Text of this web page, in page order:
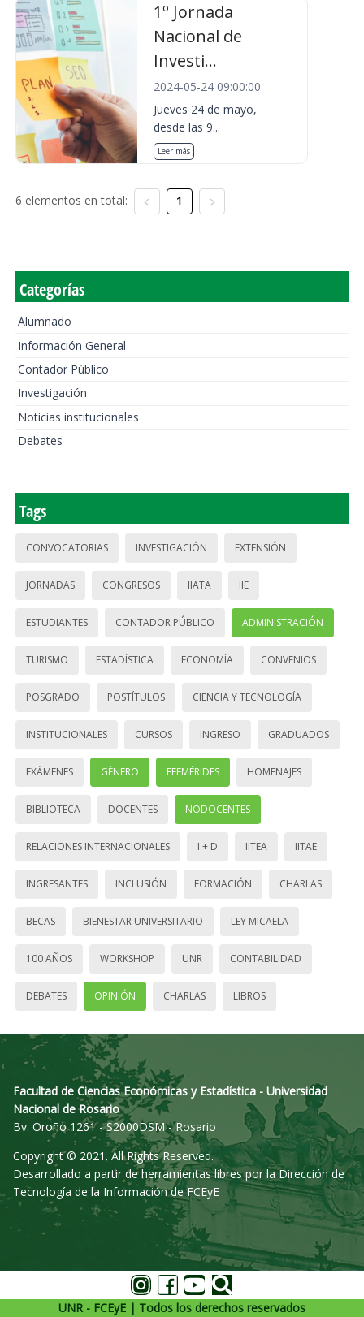
1º Jornada
Nacional de
Investi...
2024-05-24 09:00:00
Jueves 24 de mayo,
desde las 9...
Leer más
6 elementos en total: 1
Categorías
Alumnado
Información General
Contador Público
Investigación
Noticias institucionales
Debates
Tags
CONVOCATORIAS INVESTIGACIÓN EXTENSIÓN
JORNADAS CONGRESOS IIATA IIE
ESTUDIANTES CONTADOR PÚBLICO ADMINISTRACIÓN
TURISMO ESTADÍSTICA ECONOMÍA CONVENIOS
POSGRADO POSTÍTULOS CIENCIA Y TECNOLOGÍA
INSTITUCIONALES CURSOS INGRESO GRADUADOS
EXÁMENES GÉNERO EFEMÉRIDES HOMENAJES
BIBLIOTECA DOCENTES NODOCENTES
RELACIONES INTERNACIONALES I + D IITEA IITAE
INGRESANTES INCLUSIÓN FORMACIÓN CHARLAS
BECAS BIENESTAR UNIVERSITARIO LEY MICAELA
100 AÑOS WORKSHOP UNR CONTABILIDAD
DEBATES OPINIÓN CHARLAS LIBROS
Facultad de Ciencias Económicas y Estadística - Universidad
Nacional de Rosario
Bv. Oroño 1261 - S2000DSM - Rosario
Copyright © 2021. All Rights Reserved.
Desarrollado a partir de herramientas libres por la Dirección de
Tecnología de la Información de FCEyE
UNR - FCEyE | Todos los derechos reservados